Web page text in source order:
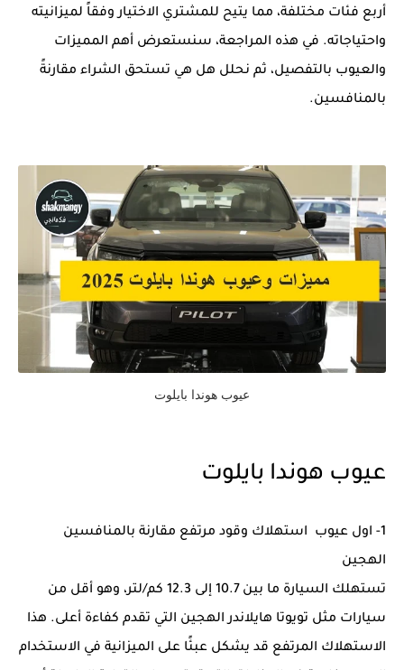
أربع فئات مختلفة، مما يتيح للمشتري الاختيار وفقاً لميزانيته
واحتياجاته. في هذه المراجعة، سنستعرض أهم المميزات
والعيوب بالتفصيل، ثم نحلل هل هي تستحق الشراء مقارنةً
بالمنافسين.
عيوب هوندا بايلوت
عيوب هوندا بايلوت
1- اول عيوب استهلاك وقود مرتفع مقارنة بالمنافسين
الهجين
تستهلك السيارة ما بين 10.7 إلى 12.3 كم/لتر، وهو أقل من
سيارات مثل تويوتا هايلاندر الهجين التي تقدم كفاءة أعلى. هذا
الاستهلاك المرتفع قد يشكل عبئًا على الميزانية في الاستخدام